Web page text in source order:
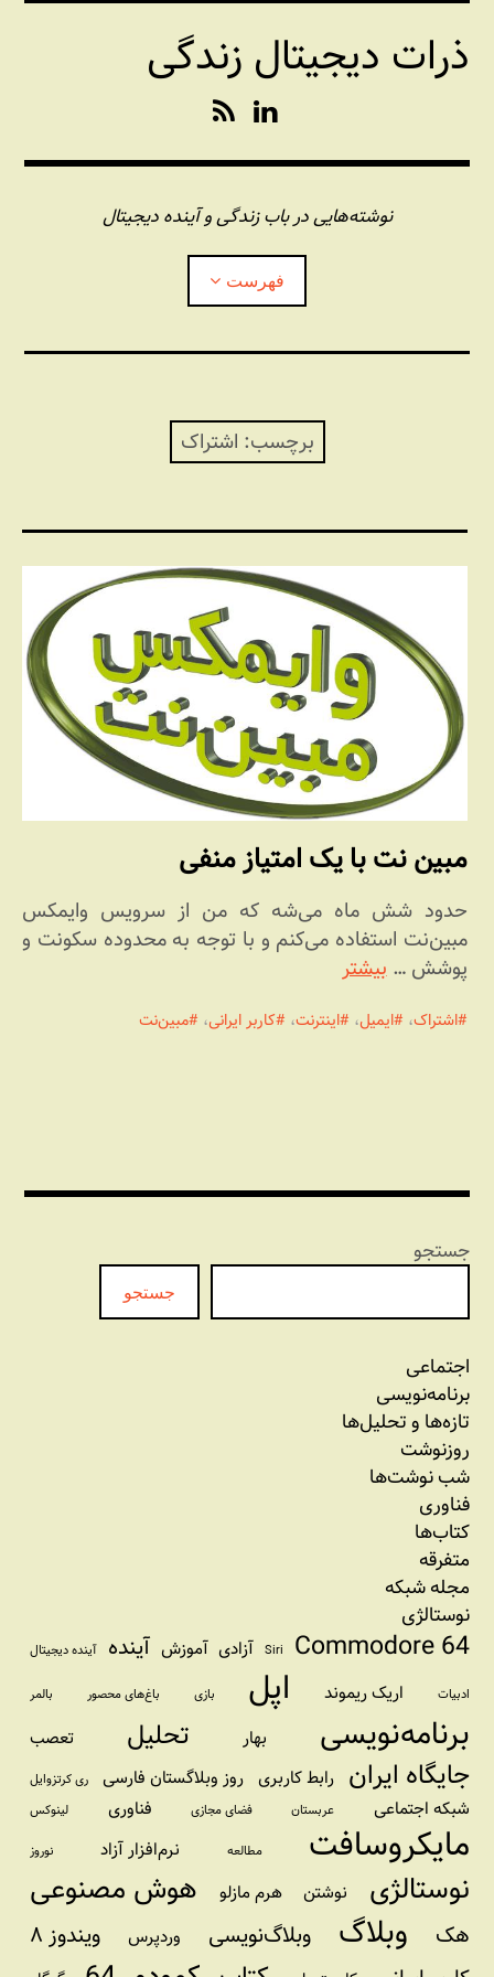
رفتن
محتواذرات دیجیتال زندگی
n
k
e
d
I
n
S
نوشته‌هایی در باب زندگی و آینده دیجیتال
فهرست
برچسب: اشتراک
مبین نت با یک امتیاز منفی
حدود شش ماه می‌شه که من از سرویس وایمکس
مبین‌‌نت استفاده می‌کنم و با توجه به محدوده سکونت و
پوشش …بیشتر
اشتراک، ایمیل، اینترنت، کاربر ایرانی، مبین‌نت
جستجو
جستجو
اجتماعی
برنامه‏‌نویسی
تازه‌‌ها و تحلیل‌ها
روزنوشت
شب نوشت‌ها
فناوری
کتاب‌ها
متفرقه
مجله شبکه
نوستالژی
Commodore 64
Siri آزادی آموزش آینده آینده دیجیتال
ادبیات اریک ریموند اپل بازی باغ‌های محصور بالمر
برنامه‌نویسی بهار تحلیل تعصب
جایگاه ایران رابط کاربری روز وبلاگستان فارسی ری کرتزوایل
شبکه اجتماعی عربستان فضای مجازی فناوری لینوکس
مایکروسافت مطالعه نرم‌افزار آزاد نوروز
نوستالژی نوشتن هرم مازلو هوش مصنوعی
هک وبلاگ وبلاگ‌نویسی وردپرس
ویندوز ۸